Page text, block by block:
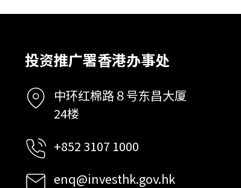
投资推广署香港办事处
中环红棉路８号东昌大厦
24楼
+852 3107 1000
enq@investhk.gov.hk